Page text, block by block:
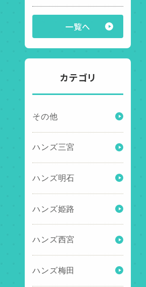
一覧へ
カテゴリ
その他
ハンズ三宮
ハンズ明石
ハンズ姫路
ハンズ西宮
ハンズ梅田